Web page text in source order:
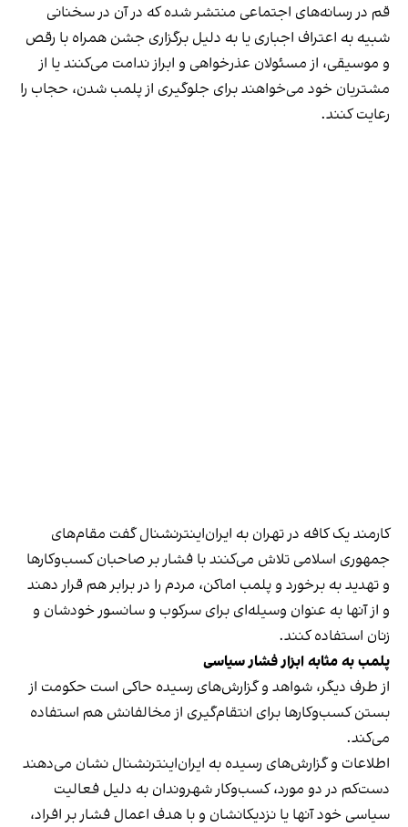
قم در رسانه‌های اجتماعی منتشر شده که در آن در سخنانی
شبیه به اعتراف اجباری یا به دلیل برگزاری جشن همراه با رقص
و موسیقی، از مسئولان عذرخواهی و ابراز ندامت می‌کنند یا از
مشتریان خود می‌خواهند برای جلوگیری از پلمب شدن، حجاب را
رعایت کنند.
کارمند یک کافه در تهران به ایران‌اینترنشنال گفت مقام‌های
جمهوری اسلامی تلاش می‌کنند با فشار بر صاحبان کسب‌وکارها
و تهدید به برخورد و پلمب اماکن، مردم را در برابر هم قرار دهند
و از آنها به عنوان وسیله‌ای برای سرکوب و سانسور خودشان و
زنان استفاده کنند.
پلمب به مثابه ابزار فشار سیاسی
از طرف دیگر، شواهد و گزارش‌های رسیده حاکی است حکومت از
بستن کسب‌وکارها برای انتقام‌گیری از مخالفانش هم استفاده
می‌کند.
اطلاعات و گزارش‌های رسیده به ایران‌اینترنشنال نشان می‌دهند
دست‌کم در دو مورد، کسب‌وکار شهروندان به دلیل فعالیت
سیاسی خود آنها یا نزدیکانشان و با هدف اعمال فشار بر افراد،